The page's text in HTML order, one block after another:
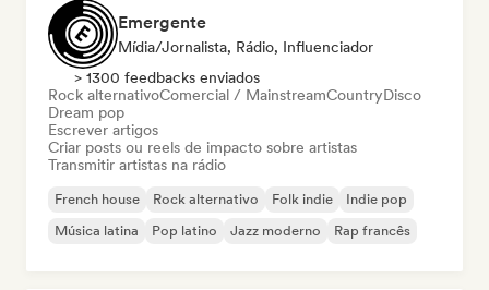
Emergente
Mídia/Jornalista, Rádio, Influenciador
> 1300 feedbacks enviados
Rock alternativoComercial / MainstreamCountryDisco
Dream pop
Escrever artigos
Criar posts ou reels de impacto sobre artistas
Transmitir artistas na rádio
French house Rock alternativo Folk indie
Indie pop
Música latina
Pop latino Jazz moderno Rap francês